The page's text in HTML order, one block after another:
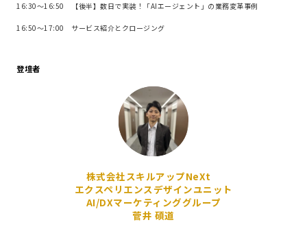
16:30～16:50 【後半】数日で実装！「AIエージェント」の業務変革事例
16:50～17:00 サービス紹介とクロージング
登壇者
株式会社スキルアップNeXt
エクスペリエンスデザインユニット
AI/DXマーケティンググループ
菅井 碩道